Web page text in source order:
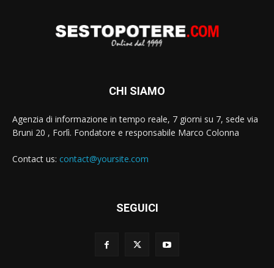
CHI SIAMO
Agenzia di informazione in tempo reale, 7 giorni su 7, sede via
Bruni 20 , Forlì. Fondatore e responsabile Marco Colonna
Contact us: contact@yoursite.com
SEGUICI